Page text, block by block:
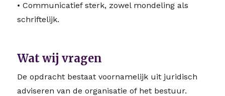
• Communicatief sterk, zowel mondeling als
schriftelijk.
Wat wij vragen
De opdracht bestaat voornamelijk uit juridisch
adviseren van de organisatie of het bestuur.